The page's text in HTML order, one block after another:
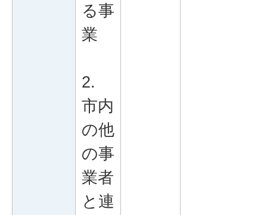
る事
業
2.
市内
の他
の事
業者
と連